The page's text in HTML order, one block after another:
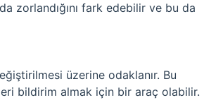
zorlandığını fark edebilir ve bu da
üzerine odaklanır. Bu
bildirim almak için bir araç olabilir.